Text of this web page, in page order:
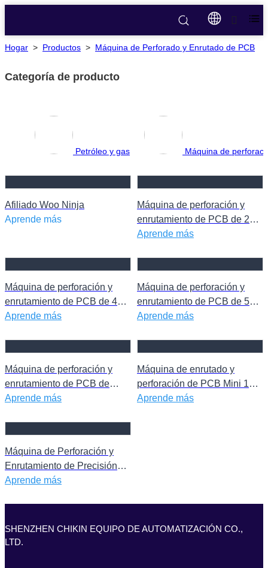
Hogar > Productos > Máquina de Perforado y Enrutado de PCB
Categoría de producto
Petróleo y gas Máquina de
Afiliado Woo Ninja
Aprende más
Máquina de perforación y
enrutamiento de PCB de 2
husillos
Aprende más
Máquina de perforación y
enrutamiento de PCB de 4
husillos
Aprende más
Máquina de perforación y
enrutamiento de PCB de 550
x 1250 mm
Aprende más
Máquina de perforación y
enrutamiento de PCB de
husillo único
Aprende más
Máquina de enrutado y
perforación de PCB Mini 1
Spindle
Aprende más
Máquina de Perforación y
Enrutamiento de Precisión
CNC de Doble Eje de Alto
Aprende más
SHENZHEN CHIKIN EQUIPO DE AUTOMATIZACIÓN CO.,
LTD.